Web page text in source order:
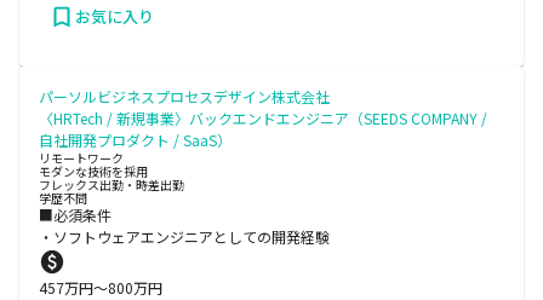
お気に入り
パーソルビジネスプロセスデザイン株式会社
〈HRTech / 新規事業〉バックエンドエンジニア（SEEDS COMPANY /
自社開発プロダクト / SaaS）
リモートワーク
モダンな技術を採用
フレックス出勤・時差出勤
学歴不問
■必須条件
・ソフトウェアエンジニアとしての開発経験
457万円〜800万円